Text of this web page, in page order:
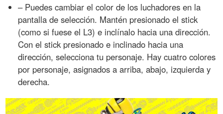
– Puedes cambiar el color de los luchadores en la
pantalla de selección. Mantén presionado el stick
(como si fuese el L3) e inclínalo hacia una dirección.
Con el stick presionado e inclinado hacia una
dirección, selecciona tu personaje. Hay cuatro colores
por personaje, asignados a arriba, abajo, izquierda y
derecha.